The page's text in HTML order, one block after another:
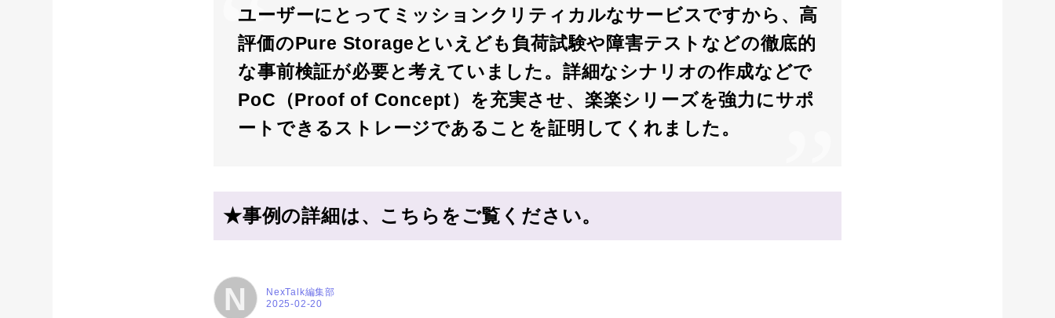
ユーザーにとってミッションクリティカルなサービスですから、高
評価のPure Storageといえども負荷試験や障害テストなどの徹底的
な事前検証が必要と考えていました。詳細なシナリオの作成などで
PoC（Proof of Concept）を充実させ、楽楽シリーズを強力にサポ
ートできるストレージであることを証明してくれました。
★事例の詳細は、こちらをご覧ください。
N 2025-02-20
NexTalk編集部